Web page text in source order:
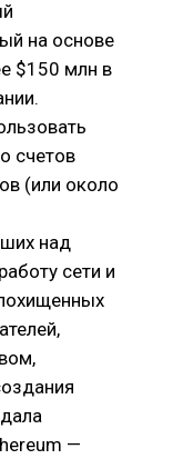
на основе
$150 млн в
счетов
(или около
над
сети и
—